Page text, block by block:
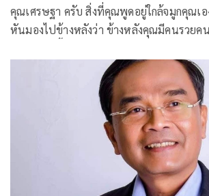
คุณเศรษฐา ครับ สิ่งที่คุณพูดอยู่ใกล้จมูกคุณเ
หันมองไปข้างหลังว่า ข้างหลังคุณมีคนรวยค
ข้อสอบรั่วเพื่อให้ลูกของตัวเองได้เรียน เป็นก